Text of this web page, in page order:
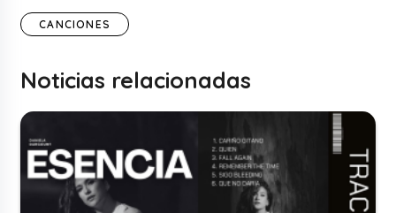
CANCIONES
Noticias relacionadas